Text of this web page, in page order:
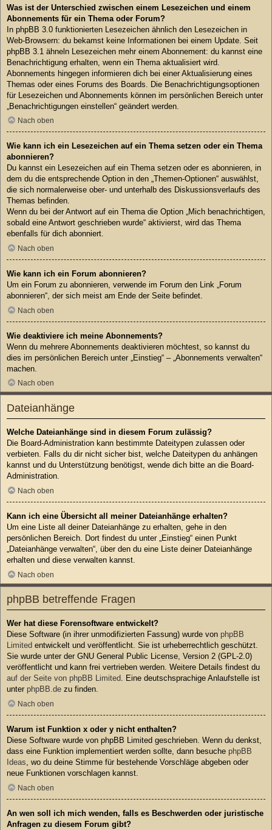
Was ist der Unterschied zwischen einem Lesezeichen und einem
Abonnements für ein Thema oder Forum?
In phpBB 3.0 funktionierten Lesezeichen ähnlich den Lesezeichen in
Web-Browsern: du bekamst keine Informationen bei einem Update. Seit
phpBB 3.1 ähneln Lesezeichen mehr einem Abonnement: du kannst eine
Benachrichtigung erhalten, wenn ein Thema aktualisiert wird.
Abonnements hingegen informieren dich bei einer Aktualisierung eines
Themas oder eines Forums des Boards. Die Benachrichtigungsoptionen
für Lesezeichen und Abonnements können im persönlichen Bereich unter
„Benachrichtigungen einstellen“ geändert werden.
Nach oben
Wie kann ich ein Lesezeichen auf ein Thema setzen oder ein Thema
abonnieren?
Du kannst ein Lesezeichen auf ein Thema setzen oder es abonnieren, in
dem du die entsprechende Option in den „Themen-Optionen“ auswählst,
die sich normalerweise ober- und unterhalb des Diskussionsverlaufs des
Themas befinden.
Wenn du bei der Antwort auf ein Thema die Option „Mich benachrichtigen,
sobald eine Antwort geschrieben wurde“ aktivierst, wird das Thema
ebenfalls für dich abonniert.
Nach oben
Wie kann ich ein Forum abonnieren?
Um ein Forum zu abonnieren, verwende im Forum den Link „Forum
abonnieren“, der sich meist am Ende der Seite befindet.
Nach oben
Wie deaktiviere ich meine Abonnements?
Wenn du mehrere Abonnements deaktivieren möchtest, so kannst du
dies im persönlichen Bereich unter „Einstieg“ – „Abonnements verwalten“
machen.
Nach oben
Dateianhänge
Welche Dateianhänge sind in diesem Forum zulässig?
Die Board-Administration kann bestimmte Dateitypen zulassen oder
verbieten. Falls du dir nicht sicher bist, welche Dateitypen du anhängen
kannst und du Unterstützung benötigst, wende dich bitte an die Board-
Administration.
Nach oben
Kann ich eine Übersicht all meiner Dateianhänge erhalten?
Um eine Liste all deiner Dateianhänge zu erhalten, gehe in den
persönlichen Bereich. Dort findest du unter „Einstieg“ einen Punkt
„Dateianhänge verwalten“, über den du eine Liste deiner Dateianhänge
erhalten und diese verwalten kannst.
Nach oben
phpBB betreffende Fragen
Wer hat diese Forensoftware entwickelt?
Diese Software (in ihrer unmodifizierten Fassung) wurde von phpBB
Limited entwickelt und veröffentlicht. Sie ist urheberrechtlich geschützt.
Sie wurde unter der GNU General Public License, Version 2 (GPL-2.0)
veröffentlicht und kann frei vertrieben werden. Weitere Details findest du
auf der Seite von phpBB Limited. Eine deutschsprachige Anlaufstelle ist
unter phpBB.de zu finden.
Nach oben
Warum ist Funktion x oder y nicht enthalten?
Diese Software wurde von phpBB Limited geschrieben. Wenn du denkst,
dass eine Funktion implementiert werden sollte, dann besuche phpBB
Ideas, wo du deine Stimme für bestehende Vorschläge abgeben oder
neue Funktionen vorschlagen kannst.
Nach oben
An wen soll ich mich wenden, falls es Beschwerden oder juristische
Anfragen zu diesem Forum gibt?